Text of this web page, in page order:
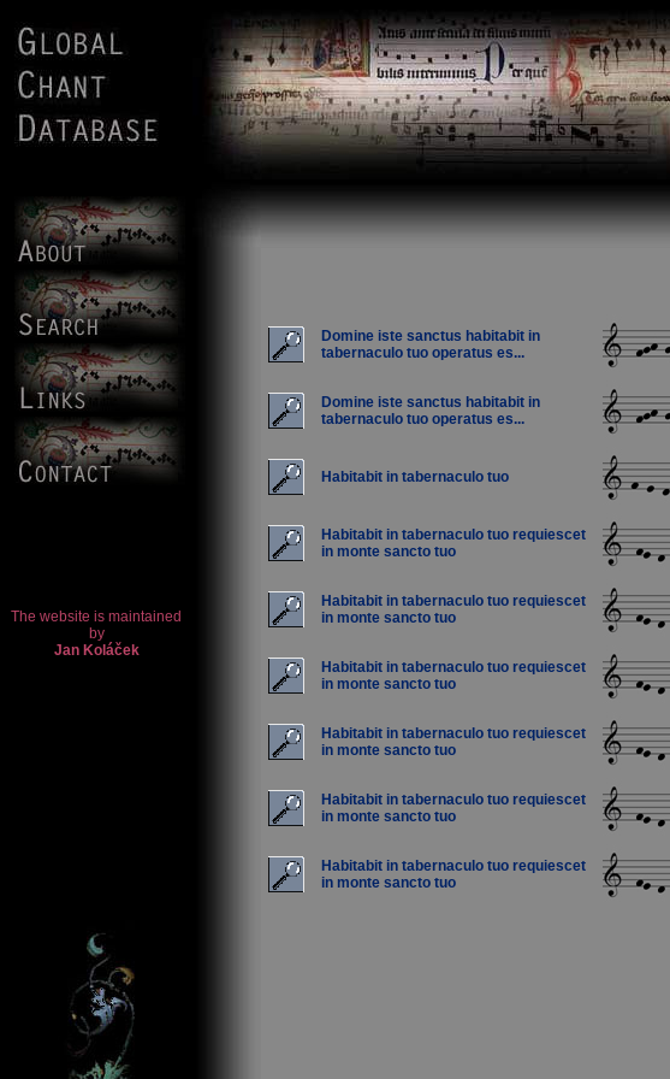
Domine iste sanctus habitabit in
tabernaculo tuo operatus es...
Domine iste sanctus habitabit in
tabernaculo tuo operatus es...
Habitabit in tabernaculo tuo
Habitabit in tabernaculo tuo requiescet
in monte sancto tuo
Habitabit in tabernaculo tuo requiescet
in monte sancto tuo
Habitabit in tabernaculo tuo requiescet
in monte sancto tuo
Habitabit in tabernaculo tuo requiescet
in monte sancto tuo
Habitabit in tabernaculo tuo requiescet
in monte sancto tuo
Habitabit in tabernaculo tuo requiescet
in monte sancto tuo